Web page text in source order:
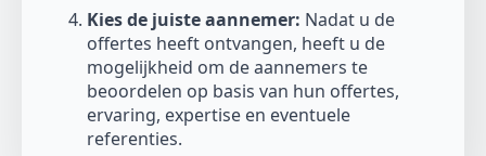
Kies de juiste aannemer: Nadat u de
offertes heeft ontvangen, heeft u de
mogelijkheid om de aannemers te
beoordelen op basis van hun offertes,
ervaring, expertise en eventuele
referenties.